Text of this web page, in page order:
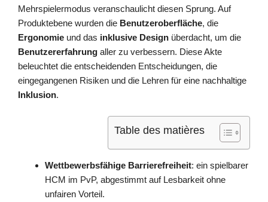
Mehrspielermodus veranschaulicht diesen Sprung. Auf
Produktebene wurden die Benutzeroberfläche, die
Ergonomie und das inklusive Design überdacht, um die
Benutzererfahrung aller zu verbessern. Diese Akte
beleuchtet die entscheidenden Entscheidungen, die
eingegangenen Risiken und die Lehren für eine nachhaltige
Inklusion.
Table des matières
Wettbewerbsfähige Barrierefreiheit: ein spielbarer
HCM im PvP, abgestimmt auf Lesbarkeit ohne
unfairen Vorteil.